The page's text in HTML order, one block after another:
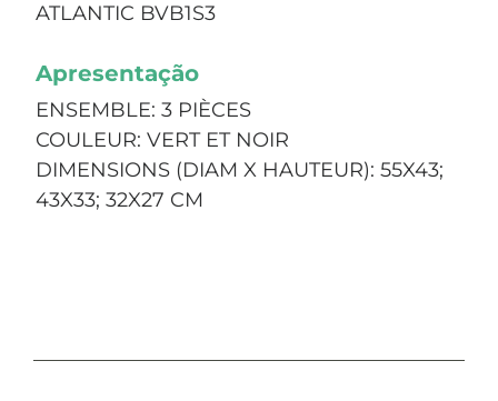
ATLANTIC BVB1S3
Apresentação
ENSEMBLE: 3 PIÈCES
COULEUR: VERT ET NOIR
DIMENSIONS (DIAM X HAUTEUR): 55X43;
43X33; 32X27 CM